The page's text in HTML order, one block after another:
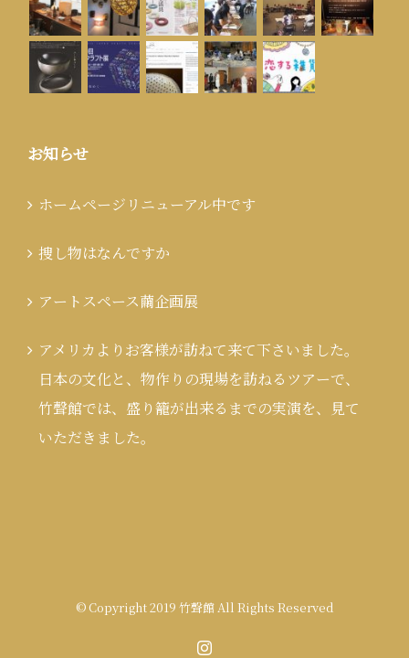
お知らせ
ホームページリニューアル中です
捜し物はなんですか
アートスペース繭企画展
アメリカよりお客様が訪ねて来て下さいました。
日本の文化と、物作りの現場を訪ねるツアーで、
竹聲館では、盛り籠が出来るまでの実演を、見て
いただきました。
© Copyright 2019 竹聲館 All Rights Reserved
Instagram